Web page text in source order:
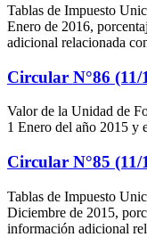
Tablas de Impuesto
Enero de 2016,
adicional relacionada
Circular N°86 (11/
Valor de la Unidad de
1 Enero del año 2015 y
Circular N°85 (11/
Tablas de Impuesto
Diciembre de 2015,
información adicional